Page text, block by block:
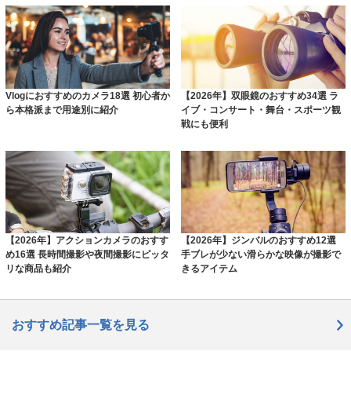
Vlogにおすすめのカメラ18選 初心者か
ら本格派まで用途別に紹介
【2026年】双眼鏡のおすすめ34選 ラ
イブ・コンサート・舞台・スポーツ観
戦にも便利
【2026年】アクションカメラのおすす
め16選 長時間撮影や夜間撮影にピッタ
リな商品も紹介
【2026年】ジンバルのおすすめ12選
手ブレが少ない滑らかな映像が撮影で
きるアイテム
おすすめ記事一覧を見る